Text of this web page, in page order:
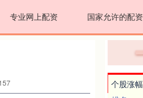
专业网上配资 国家允许的配
个股涨幅